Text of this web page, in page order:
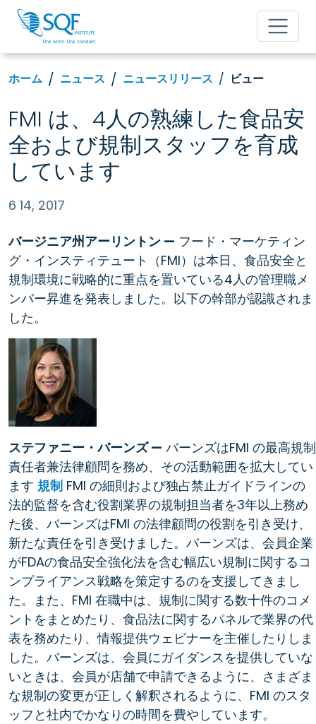
ホーム ニュース ニュースリリース ビュー
FMI は、4人の熟練した食品安
全および規制スタッフを育成
しています
6 14, 2017
バージニア州アーリントン — フード・マーケティン
グ・インスティテュート（FMI）は本日、食品安全と
規制環境に戦略的に重点を置いている4人の管理職メ
ンバー昇進を発表しました。以下の幹部が認識されま
した。
ステファニー・バーンズ — バーンズはFMI の最高規制
責任者兼法律顧問を務め、その活動範囲を拡大してい
ます 規制 FMI の細則および独占禁止ガイドラインの
法的監督を含む役割業界の規制担当者を3年以上務め
た後、バーンズはFMI の法律顧問の役割を引き受け、
新たな責任を引き受けました。バーンズは、会員企業
がFDAの食品安全強化法を含む幅広い規制に関するコ
ンプライアンス戦略を策定するのを支援してきまし
た。また、FMI 在職中は、規制に関する数十件のコメ
ントをまとめたり、食品法に関するパネルで業界の代
表を務めたり、情報提供ウェビナーを主催したりしま
した。バーンズは、会員にガイダンスを提供していな
いときは、会員が店舗で申請できるように、さまざま
な規制の変更が正しく解釈されるように、FMI のスタ
ッフと社内でかなりの時間を費やしています。